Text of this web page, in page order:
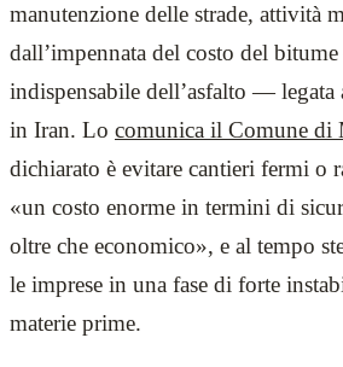
manutenzione delle strade, attività
dall’impennata del costo del
indispensabile dell’asfalto —
in Iran. Lo comunica il Comune di
dichiarato è evitare cantieri fermi o
«un costo enorme in termini di
oltre che economico», e al tempo
le imprese in una fase di forte
materie prime.